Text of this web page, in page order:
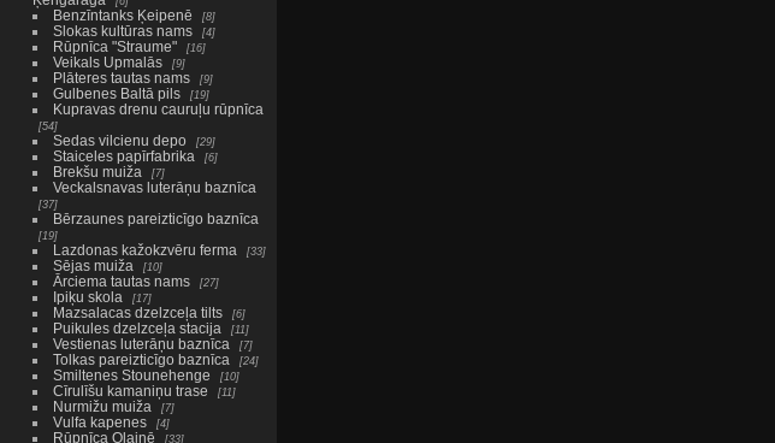
Benzīntanks Ķeipenē 8
Slokas kultūras nams 4
Rūpnīca "Straume" 16
Veikals Upmalās 9
Plāteres tautas nams 9
Gulbenes Baltā pils 19
Kupravas drenu cauruļu rūpnīca
54
Sedas vilcienu depo 29
Staiceles papīrfabrika 6
Brekšu muiža 7
Veckalsnavas luterāņu baznīca
37
Bērzaunes pareizticīgo baznīca
19
Lazdonas kažokzvēru ferma 33
Sējas muiža 10
Ārciema tautas nams 27
Ipiķu skola 17
Mazsalacas dzelzceļa tilts 6
Puikules dzelzceļa stacija 11
Vestienas luterāņu baznīca 7
Tolkas pareizticīgo baznīca 24
Smiltenes Stounehenge 10
Cīrulīšu kamaniņu trase 11
Nurmižu muiža 7
Vulfa kapenes 4
Rūpnīca Olainē 33